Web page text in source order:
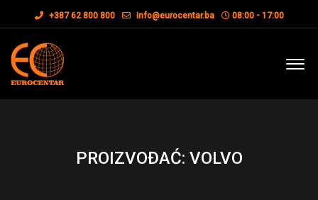
+387 62 800 800 info@eurocentar.ba 08:00 - 17:00
PROIZVOĐAĆ: VOLVO